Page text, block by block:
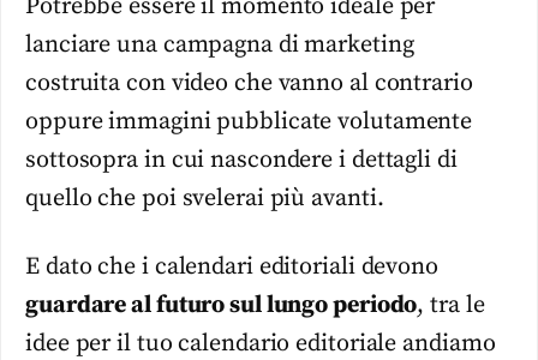
Potrebbe essere il momento ideale per
lanciare una campagna di marketing
costruita con video che vanno al contrario
oppure immagini pubblicate volutamente
sottosopra in cui nascondere i dettagli di
quello che poi svelerai più avanti.
E dato che i calendari editoriali devono
guardare al futuro sul lungo periodo, tra le
idee per il tuo calendario editoriale andiamo